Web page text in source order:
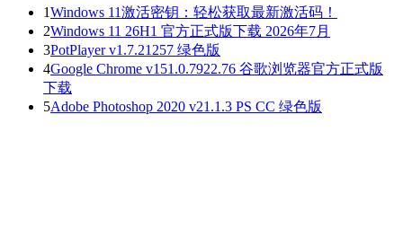
1Windows 11激活密钥：轻松获取最新激活码！
2Windows 11 26H1 官方正式版下载 2026年7月
3PotPlayer v1.7.21257 绿色版
4Google Chrome v151.0.7922.76 谷歌浏览器官方正式版
下载
5Adobe Photoshop 2020 v21.1.3 PS CC 绿色版